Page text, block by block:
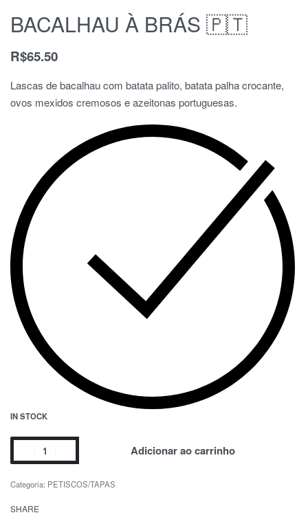
BACALHAU À BRÁS 🇵🇹
R$65.50
Lascas de bacalhau com batata palito, batata palha crocante,
ovos mexidos cremosos e azeitonas portuguesas.
IN STOCK
Adicionar ao carrinho
Categoria: PETISCOS/TAPAS
SHARE